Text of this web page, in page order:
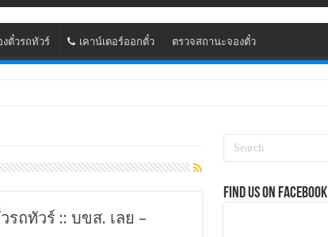
ตั๋วรถทัวร์ เคาน์เตอร์ออกตั๋ว ตรวจสถานะจองตั๋ว
ถทัวร์ :: บขส. เลย –
Find us on Facebook